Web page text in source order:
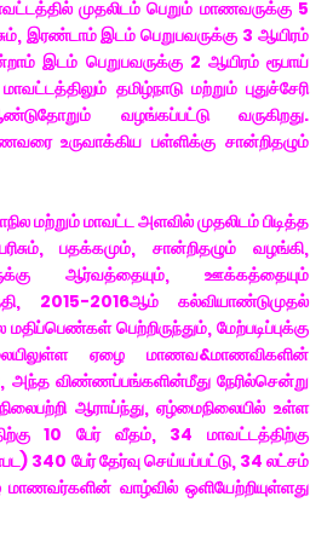
முதலிடம் பெறும் மாணவருக்கு 5
இரண்டாம் இடம் பெறுபவருக்கு 3 ஆயிரம்
இடம் பெறுபவருக்கு 2 ஆயிரம் ரூபாய்
தமிழ்நாடு மற்றும் புதுச்சேரி
வழங்கப்பட்டு வருகிறது.
உருவாக்கிய பள்ளிக்கு சான்றிதழும்
மற்றும் மாவட்ட அளவில் முதலிடம் பிடித்த
பதக்கமும், சான்றிதழும் வழங்கி,
ஆர்வத்தையும், ஊக்கத்தையும்
2015-2016ஆம் கல்வியாண்டுமுதல்
பெற்றிருந்தும், மேற்படிப்புக்கு
ஏழை மாணவ&மாணவிகளின்
விண்ணப்பங்களின்மீது நேரில்சென்று
ஆராய்ந்து, ஏழ்மைநிலையில் உள்ள
10 பேர் வீதம், 34 மாவட்டத்திற்கு
340 பேர் தேர்வு செய்யப்பட்டு, 34 லட்சம்
மாணவர்களின் வாழ்வில் ஒளியேற்றியுள்ளது